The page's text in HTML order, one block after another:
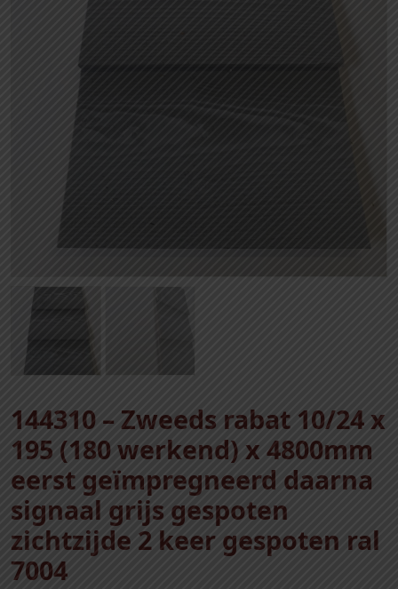
144310 – Zweeds rabat 10/24 x
195 (180 werkend) x 4800mm
eerst geïmpregneerd daarna
signaal grijs gespoten
zichtzijde 2 keer gespoten ral
7004